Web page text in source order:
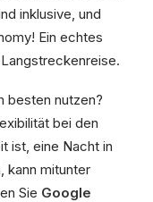
inklusive, und
Ein echtes
besten nutzen?
bei den
ist, eine Nacht in
kann mitunter
Sie Google